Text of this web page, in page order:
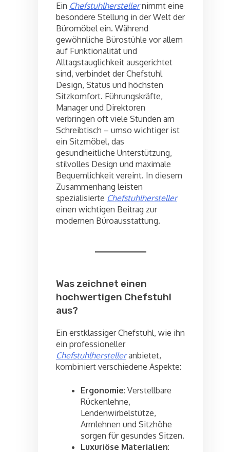
Ein Chefstuhlherstellernimmt eine
besondere Stellung in der Welt der
Büromöbel ein. Während
gewöhnliche Bürostühle vor allem
auf Funktionalität und
Alltagstauglichkeit ausgerichtet
sind, verbindet der Chefstuhl
Design, Status und höchsten
Sitzkomfort. Führungskräfte,
Manager und Direktoren
verbringen oft viele Stunden am
Schreibtisch – umso wichtiger ist
ein Sitzmöbel, das
gesundheitliche Unterstützung,
stilvolles Design und maximale
Bequemlichkeit vereint. In diesem
Zusammenhang leisten
spezialisierte Chefstuhlhersteller
einen wichtigen Beitrag zur
modernen Büroausstattung.
Was zeichnet einen
hochwertigen Chefstuhl
aus?
Ein erstklassiger Chefstuhl, wie ihn
ein professioneller
Chefstuhlherstelleranbietet,
kombiniert verschiedene Aspekte:
Ergonomie: Verstellbare
Rückenlehne,
Lendenwirbelstütze,
Armlehnen und Sitzhöhe
sorgen für gesundes Sitzen.
Luxuriöse Materialien: